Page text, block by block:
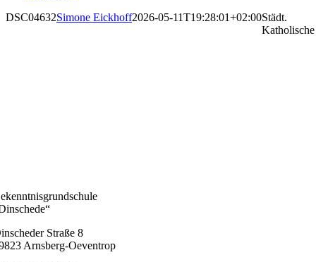
DSC04632Simone Eickhoff2026-05-11T19:28:01+02:00Städt.
Katholische
Straße 8
Arnsberg-Oeventrop